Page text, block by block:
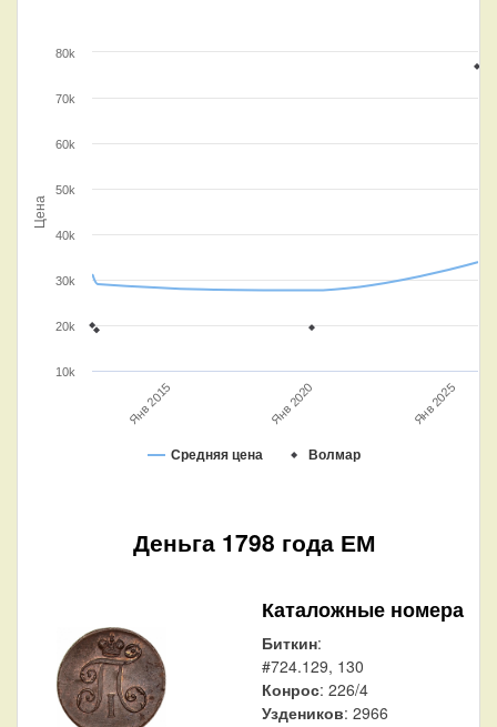
Цена
Средняя цена Волмар
Янв 2020
Янв 2015 Янв 2025
10k
20k
30k
40k
50k
60k
70k
80k
Деньга 1798 года ЕМ
Каталожные номера
Биткин:
#724.129, 130
Конрос: 226/4
Уздеников: 2966